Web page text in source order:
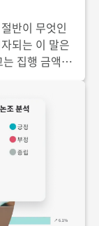
반이 무엇인
되는 이 말은
집행 금액과
명하기